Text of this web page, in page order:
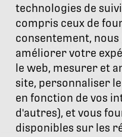
technologies de
compris ceux de
consentement,
améliorer votre
le web, mesurer et
site, personnaliser
en fonction de vos
d'autres), et vous
disponibles sur les